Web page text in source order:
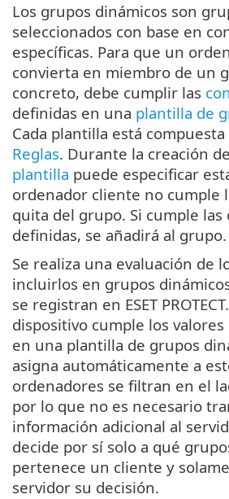
Los grupos dinámicos son
seleccionados con base en
específicas. Para que un
convierta en miembro de un
concreto, debe cumplir las
definidas en una plantilla de
Cada plantilla está
Reglas. Durante la creación
plantilla puede especificar
ordenador cliente no cumple
quita del grupo. Si cumple las
definidas, se añadirá al grupo.
Se realiza una evaluación de
incluirlos en grupos
se registran en ESET
dispositivo cumple los valores
en una plantilla de grupos
asigna automáticamente a
ordenadores se filtran en el
por lo que no es necesario
información adicional al
decide por sí solo a qué
pertenece un cliente y
servidor su decisión.